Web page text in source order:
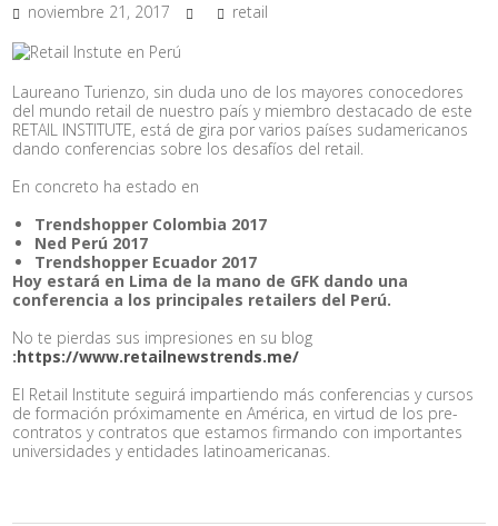
noviembre 21, 2017 retail
Laureano Turienzo, sin duda uno de los mayores conocedores
del mundo retail de nuestro país y miembro destacado de este
RETAIL INSTITUTE, está de gira por varios países sudamericanos
dando conferencias sobre los desafíos del retail.
En concreto ha estado en
Trendshopper Colombia 2017
Ned Perú 2017
Trendshopper Ecuador 2017
Hoy estará en Lima de la mano de GFK dando una
conferencia a los principales retailers del Perú.
No te pierdas sus impresiones en su blog
:https://www.retailnewstrends.me/
El Retail Institute seguirá impartiendo más conferencias y cursos
de formación próximamente en América, en virtud de los pre-
contratos y contratos que estamos firmando con importantes
universidades y entidades latinoamericanas.